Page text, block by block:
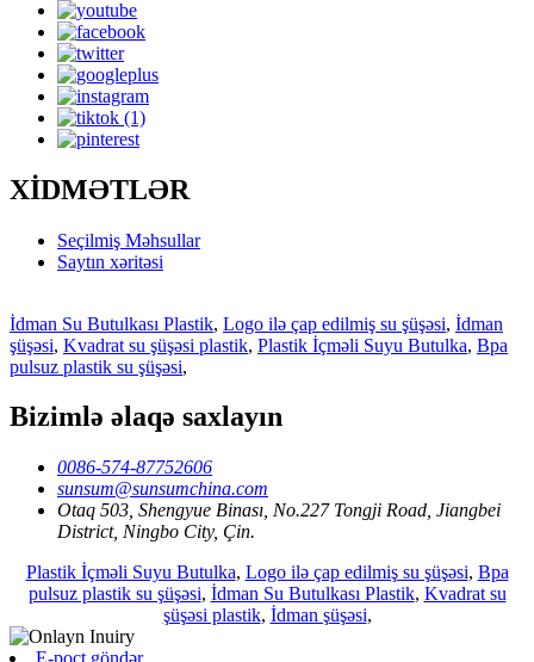
XİDMƏTLƏR
Seçilmiş Məhsullar
Saytın xəritəsi
İdman Su Butulkası Plastik, Logo ilə çap edilmiş su şüşəsi, İdman
şüşəsi, Kvadrat su şüşəsi plastik, Plastik İçməli Suyu Butulka, Bpa
pulsuz plastik su şüşəsi,
Bizimlə əlaqə saxlayın
0086-574-87752606
sunsum@sunsumchina.com
Otaq 503, Shengyue Binası, No.227 Tongji Road, Jiangbei
District, Ningbo City, Çin.
Plastik İçməli Suyu Butulka, Logo ilə çap edilmiş su şüşəsi, Bpa
pulsuz plastik su şüşəsi, İdman Su Butulkası Plastik, Kvadrat su
şüşəsi plastik, İdman şüşəsi,